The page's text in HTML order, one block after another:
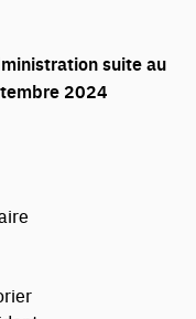
suite au
2024